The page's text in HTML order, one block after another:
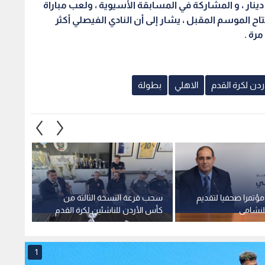
يحصل النادي الاهلي على مبلغ 45 الف دينار ، و المشاركة في المسابقة الأسيوية ، ولعب مباراة
المقبل ، يشار إلى أن النادي الفيصلي أكثر
لكرة القدم الاهلي بطولة
سحب قرعة النسخة الثالثة من
كأس الأردن للناشئين لكرة القدم
مؤتمرا صحفيا لتقديم
1